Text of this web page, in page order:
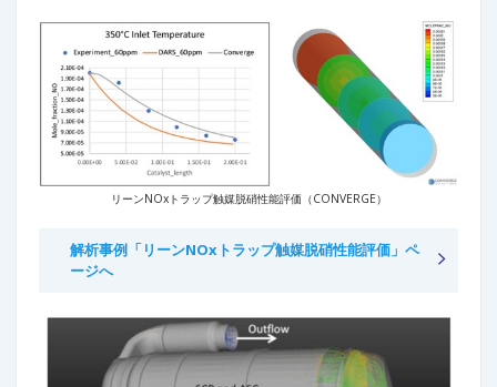
リーンNOxトラップ触媒脱硝性能評価（CONVERGE）
解析事例「リーンNOxトラップ触媒脱硝性能評価」ペ
ージへ